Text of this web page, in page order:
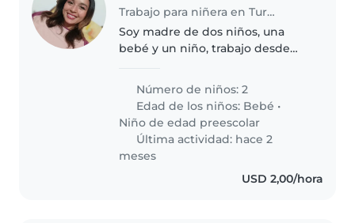
Trabajo para niñera en Turmero
Soy madre de dos niños, una
bebé y un niño, trabajo desde
que a veces pueda cuidar a los
niños los fines de semana.
Preferiblemente una niñera con..
Número de niños: 2
Edad de los niños: Bebé •
Niño de edad preescolar
Última actividad: hace 2
meses
USD 2,00/hora